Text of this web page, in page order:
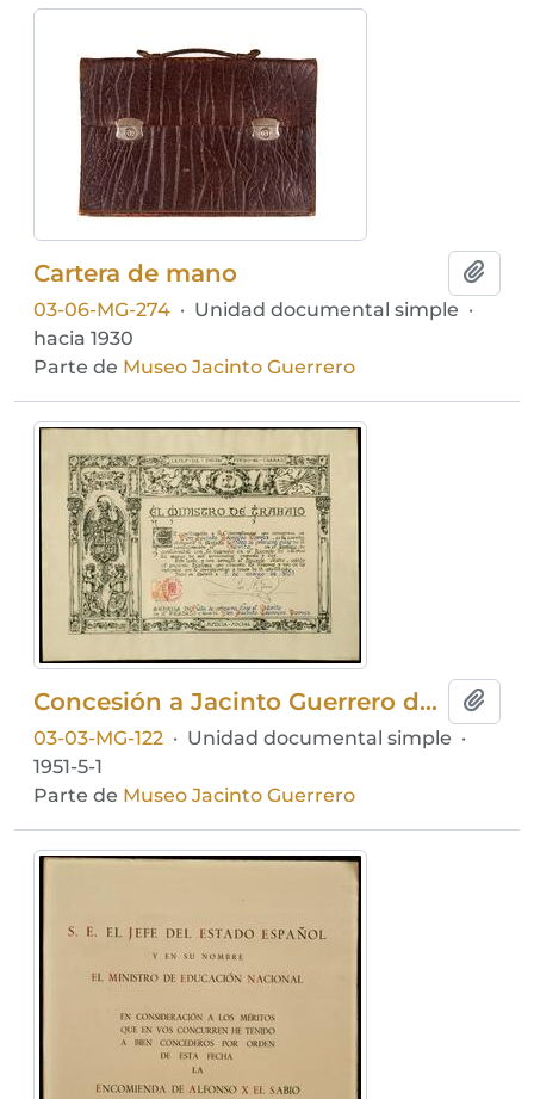
Cartera de mano
03-06-MG-274 · Unidad documental simple ·
hacia 1930
Parte de Museo Jacinto Guerrero
Concesión a Jacinto Guerrero de la Medalla de Plata al mérito en el trabajo
03-03-MG-122 · Unidad documental simple ·
1951-5-1
Parte de Museo Jacinto Guerrero